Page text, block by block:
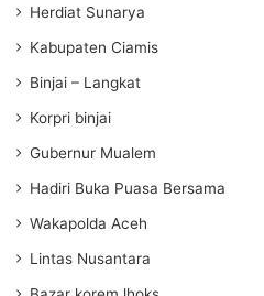
Herdiat Sunarya
Kabupaten Ciamis
Binjai – Langkat
Korpri binjai
Gubernur Mualem
Hadiri Buka Puasa Bersama
Wakapolda Aceh
Lintas Nusantara